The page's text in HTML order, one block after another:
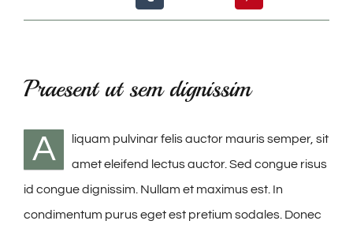
Praesent ut sem dignissim
A
liquam pulvinar felis auctor mauris semper, sit
amet eleifend lectus auctor. Sed congue risus
id congue dignissim. Nullam et maximus est. In
condimentum purus eget est pretium sodales. Donec